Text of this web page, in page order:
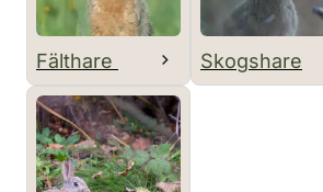
Fälthare Skogshare